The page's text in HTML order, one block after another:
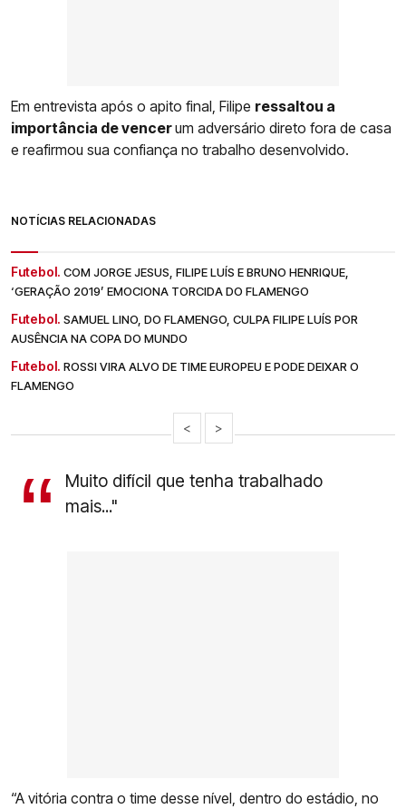
Em entrevista após o apito final, Filipe ressaltou a
importância de vencerum adversário direto fora de casa
e reafirmou sua confiança no trabalho desenvolvido.
NOTÍCIAS RELACIONADAS
Futebol. COM JORGE JESUS, FILIPE LUÍS E BRUNO HENRIQUE,
‘GERAÇÃO 2019’ EMOCIONA TORCIDA DO FLAMENGO
Futebol. SAMUEL LINO, DO FLAMENGO, CULPA FILIPE LUÍS POR
AUSÊNCIA NA COPA DO MUNDO
Futebol. ROSSI VIRA ALVO DE TIME EUROPEU E PODE DEIXAR O
FLAMENGO
< >
Muito difícil que tenha trabalhado
mais..."
“A vitória contra o time desse nível, dentro do estádio, no